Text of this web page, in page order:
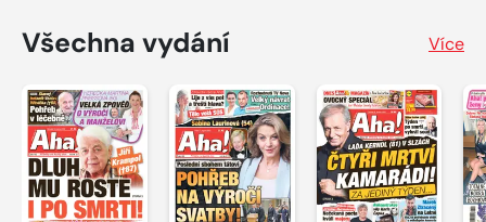
Všechna vydání Více